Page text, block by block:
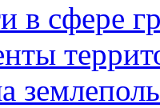
в сфере